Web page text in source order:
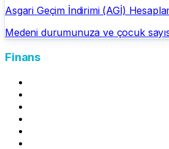
Asgari Geçim İndirimi (AGİ)
Medeni durumunuza ve çocuk
Finans